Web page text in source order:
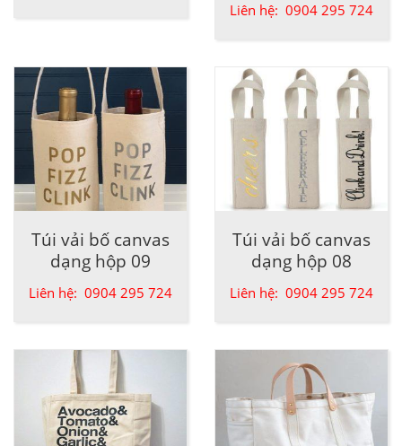
Liên hệ: 0904 295 724
Túi vải bố canvas
dạng hộp 09
Liên hệ: 0904 295 724
Túi vải bố canvas
dạng hộp 08
Liên hệ: 0904 295 724